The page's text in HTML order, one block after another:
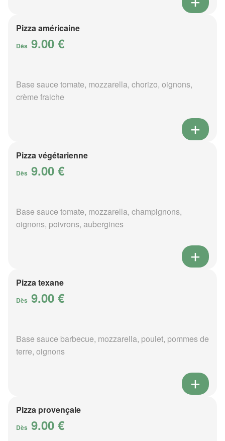
Pizza américaine
Dès 9.00 €
Base sauce tomate, mozzarella, chorizo, oignons,
crème fraiche
Pizza végétarienne
Dès 9.00 €
Base sauce tomate, mozzarella, champignons,
oignons, poivrons, aubergines
Pizza texane
Dès 9.00 €
Base sauce barbecue, mozzarella, poulet, pommes de
terre, oignons
Pizza provençale
Dès 9.00 €